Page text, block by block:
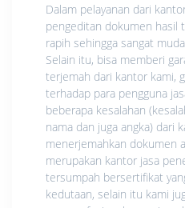
Dalam pelayanan dari
pengeditan dokumen hasil
rapih sehingga sangat
Selain itu, bisa memberi
terjemah dari kantor kami,
terhadap para pengguna
beberapa kesalahan
nama dan juga angka) dari
menerjemahkan dokumen
merupakan kantor jasa
tersumpah bersertifikat
kedutaan, selain itu kami